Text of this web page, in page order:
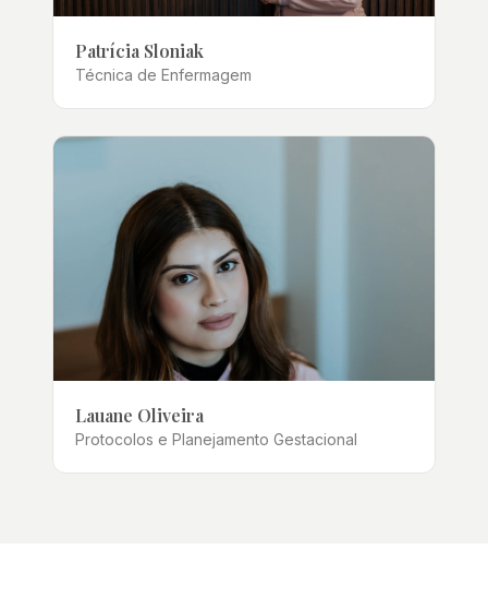
Patrícia Sloniak
Técnica de Enfermagem
Lauane Oliveira
Protocolos e Planejamento Gestacional